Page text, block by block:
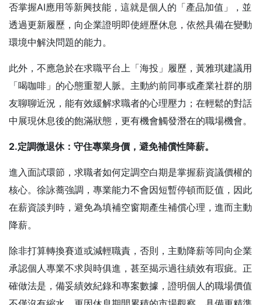
否掌握AI應用等新興技能，這就是個人的「產品加值」，並
透過更新履歷，向企業證明即使經歷休息，依然具備在變動
環境中解決問題的能力。
此外，不應急於在求職平台上「海投」履歷，黃雅琪建議用
「喝咖啡」的心態重塑人脈。主動約前同事或產業社群的朋
友聊聊近況，能有效緩解求職者的心理壓力；在輕鬆的對話
中展現休息後的飽滿狀態，更有機會觸發潛在的職場機會。
2.定調微退休：守住專業身價，避免補償性降薪。
進入面試環節，求職者如何定調空白期是掌握薪資議價權的
核心。徐詠蕎強調，專業能力不會因短暫停頓而貶值，因此
在薪資談判時，避免為填補空窗期產生補償心理，進而主動
降薪。
除非打算轉換賽道或減輕職責，否則，主動降薪等同向企業
承認個人專業不求與時俱進，甚至揭示過往績效有瑕疵。正
確做法是，備妥績效紀錄和專案數據，證明個人的職場價值